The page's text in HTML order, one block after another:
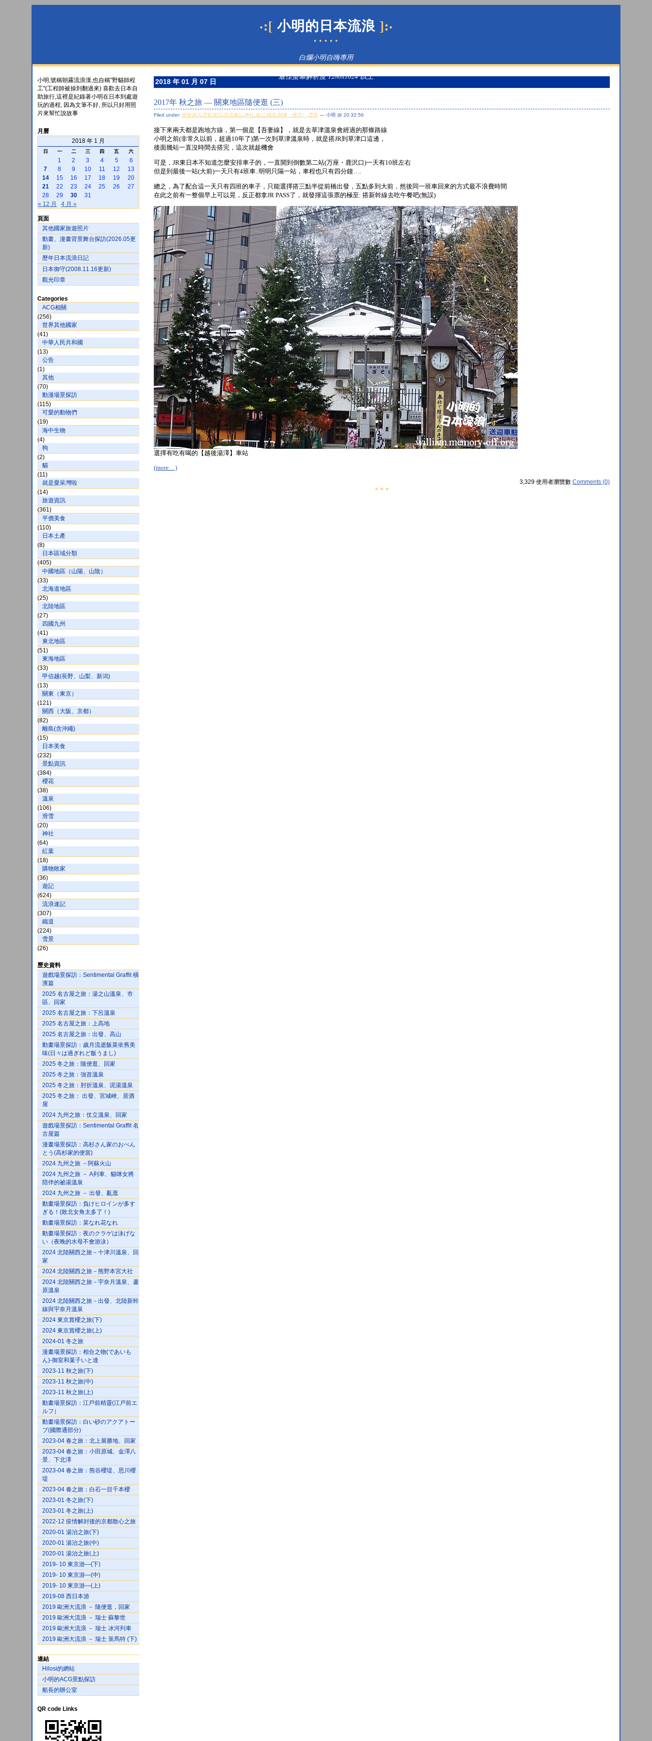
·:[ 小明的日本流浪]:·
• • • • •
白爛小明自嗨專用
最佳螢幕解析度 1280x1024 以上
小明,號稱朝霧流浪漢,也自稱"野貓師程
工"(工程師被操到翻過來) 喜歡去日本自
助旅行,這裡是紀錄著小明在日本到處遊
玩的過程, 因為文筆不好, 所以只好用照
片來幫忙說故事
月曆
2018 年 1 月
日 一 二 三 四 五 六
1 2 3 4 5
6
7
8 9 10 11 12
13
14
15 16 17 18 19
20
21
22 23 24 25 26
27
28
29 30
31
« 12 月
4 月 »
頁面
其他國家旅遊照片
動畫、漫畫背景舞台探訪(2026.05更
新)
歷年日本流浪日記
日本御守(2008.11.16更新)
觀光印章
Categories
ACG相關
(256)
世界其他國家
(41)
中華人民共和國
(13)
公告
(1)
其他
(70)
動漫場景探訪
(115)
可愛的動物們
(19)
海中生物
(4)
狗
(2)
貓
(11)
就是愛呆灣啦
(14)
旅遊資訊
(361)
平價美食
(110)
日本土產
(8)
日本區域分類
(405)
中國地區（山陽、山陰）
(33)
北海道地區
(25)
北陸地區
(27)
四國九州
(41)
東北地區
(51)
東海地區
(33)
甲信越(長野、山梨、新潟)
(13)
關東（東京）
(121)
關西（大阪、京都）
(82)
離島(含沖繩)
(15)
日本美食
(232)
景點資訊
(384)
櫻花
(38)
溫泉
(106)
滑雪
(20)
神社
(64)
紅葉
(18)
購物敗家
(36)
遊記
(624)
流浪速記
(307)
鐵道
(224)
雪景
(26)
歷史資料
遊戲場景探訪：Sentimental Graffit 橫
濱篇
2025 名古屋之旅：湯之山溫泉、市
區、回家
2025 名古屋之旅：下呂溫泉
2025 名古屋之旅：上高地
2025 名古屋之旅：出發、高山
動畫場景探訪：歲月流逝飯菜依舊美
味(日々は過ぎれど飯うまし)
2025 冬之旅：隨便逛、回家
2025 冬之旅：強首溫泉
2025 冬之旅：肘折溫泉、泥湯溫泉
2025 冬之旅： 出發、宮城峽、居酒
屋
2024 九州之旅：仗立溫泉、回家
遊戲場景探訪：Sentimental Graffit 名
古屋篇
漫畫場景探訪：高杉さん家のおべん
とう(高杉家的便當)
2024 九州之旅 －阿蘇火山
2024 九州之旅 － A列車、貓咪女將
陪伴的祕湯溫泉
2024 九州之旅 － 出發、亂逛
動畫場景探訪：負けヒロインが多す
ぎる！(敗北女角太多了！)
動畫場景探訪：菜なれ花なれ
動畫場景探訪：夜のクラゲは泳げな
い（夜晚的水母不會游泳）
2024 北陸關西之旅－十津川溫泉、回
家
2024 北陸關西之旅－熊野本宮大社
2024 北陸關西之旅－宇奈月溫泉、蘆
原溫泉
2024 北陸關西之旅－出發、北陸新幹
線與宇奈月溫泉
2024 東京賞櫻之旅(下)
2024 東京賞櫻之旅(上)
2024-01 冬之旅
漫畫場景探訪：相合之物(であいも
ん)-御室和菓子いと達
2023-11 秋之旅(下)
2023-11 秋之旅(中)
2023-11 秋之旅(上)
動畫場景探訪：江戶前精靈(江戸前エ
ルフ）
動畫場景探訪：白い砂のアクアトー
プ(國際通部分)
2023-04 春之旅：北上展勝地、回家
2023-04 春之旅：小田原城、金澤八
景、下北澤
2023-04 春之旅：熊谷櫻堤、思川櫻
堤
2023-04 春之旅：白石一目千本櫻
2023-01 冬之旅(下)
2023-01 冬之旅(上)
2022-12 疫情解封後的京都散心之旅
2020-01 湯治之旅(下)
2020-01 湯治之旅(中)
2020-01 湯治之旅(上)
2019- 10 東京游—(下)
2019- 10 東京游—(中)
2019- 10 東京游—(上)
2019-08 西日本游
2019 歐洲大流浪 － 隨便逛，回家
2019 歐洲大流浪 － 瑞士 蘇黎世
2019 歐洲大流浪 － 瑞士 冰河列車
2019 歐洲大流浪 － 瑞士 策馬特 (下)
連結
Hilosi的網站
小明的ACG景點探訪
船長的辦公室
QR code Links
2018 年 01 月 07 日
2017年 秋之旅 — 關東地區隨便逛 (三)
Filed under:旅遊資訊 ,景點資訊 ,流浪速記 ,神社 ,遊記 ,鐵道 關東（東京） 雪景 — 小明 @ 20:32:56
接下來兩天都是跑地方線，第一個是【吾妻線】，就是去草津溫泉會經過的那條路線
小明之前(非常久以前，超過10年了)第一次到草津溫泉時，就是搭JR到草津口這邊，
後面幾站一直沒時間去搭完，這次就趁機會
可是，JR東日本不知道怎麼安排車子的，一直開到倒數第二站(万座・鹿沢口)一天有10班左右
但是到最後一站(大前)一天只有4班車..明明只隔一站，車程也只有四分鐘….
總之，為了配合這一天只有四班的車子，只能選擇搭三點半從前橋出發，五點多到大前，然後同一班車回來的方式最不浪費時間
在此之前有一整個早上可以晃，反正都拿JR PASS了，就發揮這張票的極至: 搭新幹線去吃午餐吧(無誤)
選擇有吃有喝的【越後湯澤】車站
(more…)
3,329 使用者瀏覽數 Comments (0)
• • •